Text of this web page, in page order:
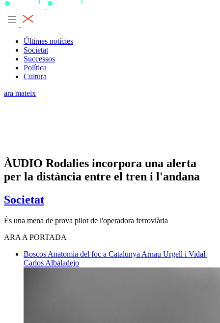
Últimes notícies
Societat
Successos
Política
Cultura
ara mateix
ÀUDIO Rodalies incorpora una alerta
per la distància entre el tren i l'andana
Societat
És una mena de prova pilot de l'operadora ferroviària
ARA A PORTADA
Boscos Anatomia del foc a Catalunya Arnau Urgell i Vidal |
Carlos Albaladejo